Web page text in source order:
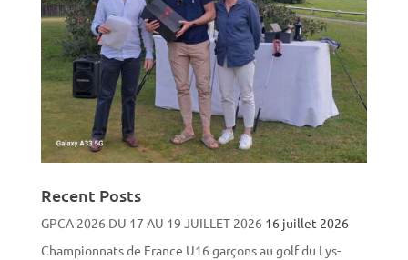
Recent Posts
GPCA 2026 DU 17 AU 19 JUILLET 2026 16 juillet 2026
Championnats de France U16 garçons au golf du Lys-